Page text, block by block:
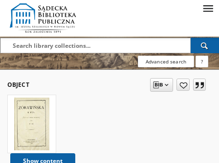
Advanced search ?
OBJECT
Show content